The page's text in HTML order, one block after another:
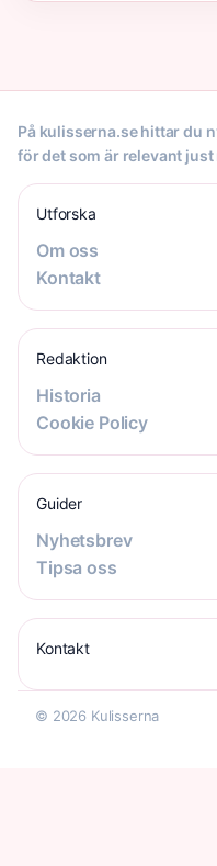
På kulisserna.se hittar du
för det som är relevant just
Utforska
Om oss
Kontakt
Redaktion
Historia
Cookie Policy
Guider
Nyhetsbrev
Tipsa oss
Kontakt
© 2026 Kulisserna